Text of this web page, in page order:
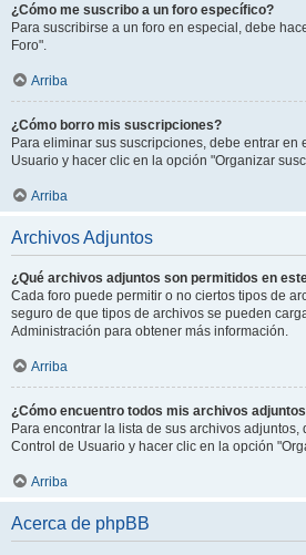
¿Cómo me suscribo a un foro específico?
Para suscribirse a un foro en especial, debe
Foro".
Arriba
¿Cómo borro mis suscripciones?
Para eliminar sus suscripciones, debe entrar en
Usuario y hacer clic en la opción "Organizar
Arriba
Archivos Adjuntos
¿Qué archivos adjuntos son permitidos en
Cada foro puede permitir o no ciertos tipos de
seguro de que tipos de archivos se pueden
Administración para obtener más información.
Arriba
¿Cómo encuentro todos mis archivos
Para encontrar la lista de sus archivos adjuntos,
Control de Usuario y hacer clic en la opción
Arriba
Acerca de phpBB